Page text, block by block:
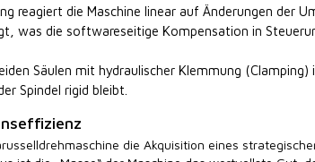
reagiert die Maschine linear auf Änderungen der
was die softwareseitige Kompensation in
Säulen mit hydraulischer Klemmung
Spindel rigid bleibt.
die Akquisition eines